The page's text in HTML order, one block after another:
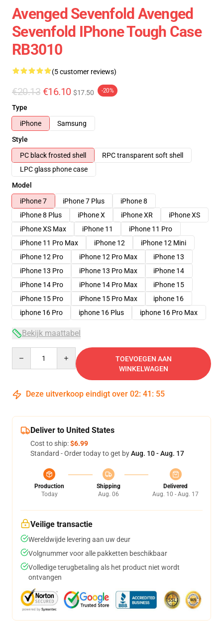
Avenged Sevenfold Avenged
Sevenfold IPhone Tough Case
RB3010
(5 customer reviews)
€20.13 €16.10 $17.50 -20%
Type
iPhone
Samsung
Style
PC black frosted shell
RPC transparent soft shell
LPC glass phone case
Model
iPhone 7
iPhone 7 Plus
iPhone 8
iPhone 8 Plus
iPhone X iPhone XR
iPhone XS
iPhone XS Max
iPhone 11
iPhone 11 Pro
iPhone 11 Pro Max
iPhone 12
iPhone 12 Mini
iPhone 12 Pro
iPhone 12 Pro Max
iPhone 13
iPhone 13 Pro
iPhone 13 Pro Max
iPhone 14
iPhone 14 Pro
iPhone 14 Pro Max
iPhone 15
iPhone 15 Pro
iPhone 15 Pro Max
iphone 16
iphone 16 Pro
iphone 16 Plus iphone 16 Pro Max
Bekijk maattabel
TOEVOEGEN AAN
WINKELWAGEN
Deze uitverkoop eindigt over 02: 41 : 54
Deliver to United States
Cost to ship:$6.99
Standard - Order today to get byAug. 10 - Aug. 17
Production
Today
Shipping
Aug. 06
Delivered
Aug. 10 - Aug. 17
Veilige transactie
Wereldwijde levering aan uw deur
Volgnummer voor alle pakketten beschikbaar
Volledige terugbetaling als het product niet wordt
ontvangen